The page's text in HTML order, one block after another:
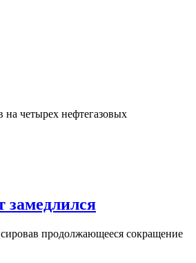
четырех нефтегазовых
замедлился
продолжающееся сокращение